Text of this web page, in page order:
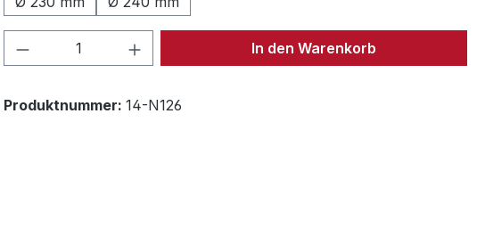
Produkt Anzahl: Gib den gewünschten Wert
In den Warenkorb
Produktnummer: 14-N126